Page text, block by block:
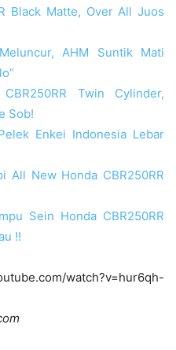
Black Matte, Over All Juos
AHM Suntik Mati
Twin Cylinder,
Sob!
Enkei Indonesia Lebar
All New Honda CBR250RR
Sein Honda CBR250RR
!!
watch?v=hur6qh-